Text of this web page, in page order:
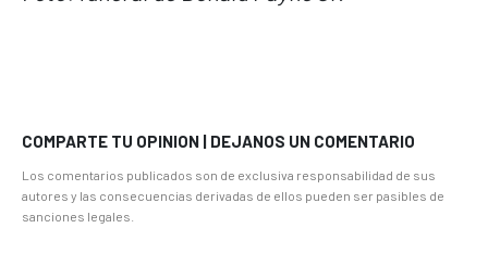
COMPARTE TU OPINION | DEJANOS UN COMENTARIO
Los comentarios publicados son de exclusiva responsabilidad de sus
autores y las consecuencias derivadas de ellos pueden ser pasibles de
sanciones legales.